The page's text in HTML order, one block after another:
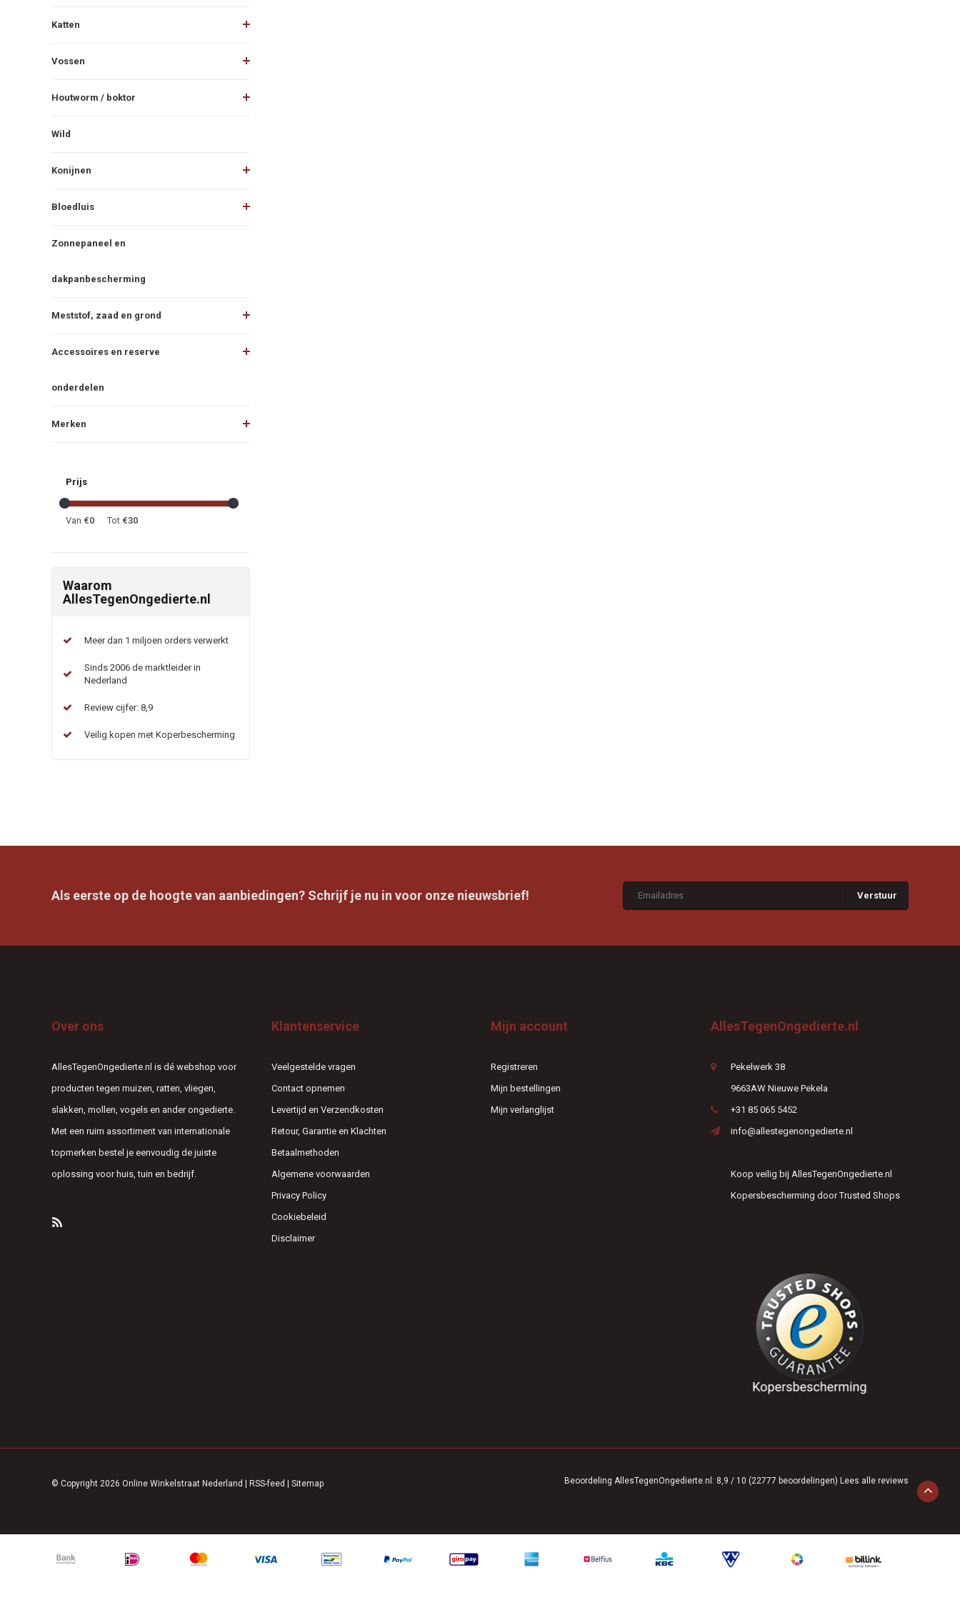
Katten
Vossen
Houtworm / boktor
Wild
Konijnen
Bloedluis
Zonnepaneel en
dakpanbescherming
Meststof, zaad en grond
Accessoires en reserve
onderdelen
Merken
Prijs
Van €0 Tot €30
Waarom
AllesTegenOngedierte.nl
Meer dan 1 miljoen orders verwerkt
Sinds 2006 de marktleider in
Nederland
Review cijfer: 8,9
Veilig kopen met Koperbescherming
Als eerste op de hoogte van aanbiedingen? Schrijf je nu in voor onze nieuwsbrief! Verstuur
Over ons
AllesTegenOngedierte.nl is dé webshop voor
producten tegen muizen, ratten, vliegen,
slakken, mollen, vogels en ander ongedierte.
Met een ruim assortiment van internationale
topmerken bestel je eenvoudig de juiste
oplossing voor huis, tuin en bedrijf.
Klantenservice
Veelgestelde vragen
Contact opnemen
Levertijd en Verzendkosten
Retour, Garantie en Klachten
Betaalmethoden
Algemene voorwaarden
Privacy Policy
Cookiebeleid
Disclaimer
Mijn account
Registreren
Mijn bestellingen
Mijn verlanglijst
AllesTegenOngedierte.nl
Pekelwerk 38
9663AW Nieuwe Pekela
+31 85 065 5452
info@allestegenongedierte.nl
Koop veilig bij AllesTegenOngedierte.nl
Kopersbescherming door Trusted Shops
© Copyright 2026 Online Winkelstraat Nederland RSS-feed Sitemap Beoordeling AllesTegenOngedierte.nl : 8,9 / 10 (22777 beoordelingen) Lees alle reviews